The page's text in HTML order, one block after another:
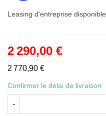
Leasing d'entreprise disponible
2 290,00 €
2 770,90 €
Confirmer le délai de livraison
-